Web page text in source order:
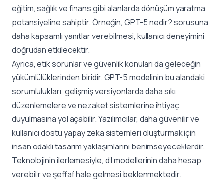
eğitim, sağlık ve finans gibi alanlarda dönüşüm yaratma
potansiyeline sahiptir. Örneğin, GPT-5 nedir? sorusuna
daha kapsamlı yanıtlar verebilmesi, kullanıcı deneyimini
doğrudan etkilecektir.
Ayrıca, etik sorunlar ve güvenlik konuları da geleceğin
yükümlülüklerinden biridir. GPT-5 modelinin bu alandaki
sorumlulukları, gelişmiş versiyonlarda daha sıkı
düzenlemelere ve nezaket sistemlerine ihtiyaç
duyulmasına yol açabilir. Yazılımcılar, daha güvenilir ve
kullanıcı dostu yapay zeka sistemleri oluşturmak için
insan odaklı tasarım yaklaşımlarını benimseyeceklerdir.
Teknolojinin ilerlemesiyle, dil modellerinin daha hesap
verebilir ve şeffaf hale gelmesi beklenmektedir.